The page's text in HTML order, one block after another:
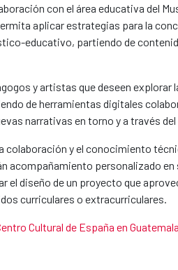
con el área educativa del
aplicar estrategias para la
educativo, partiendo de
y artistas que deseen explorar
de herramientas digitales
narrativas en torno y a través del
y el conocimiento
acompañamiento personalizado
diseño de un proyecto que
curriculares o extracurriculares.
Cultural de España en Guatemala